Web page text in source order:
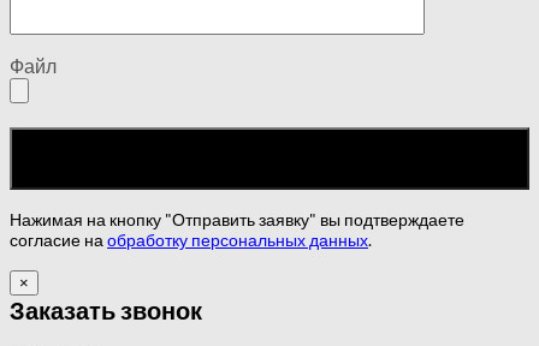
Файл
Нажимая на кнопку "Отправить заявку" вы подтверждаете
согласие на обработку персональных данных.
×
Заказать звонок